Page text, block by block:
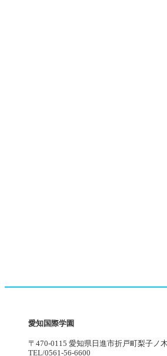
愛知国際学園
〒470-0115 愛知県日進市折戸町梨子ノ
TEL/0561-56-6600